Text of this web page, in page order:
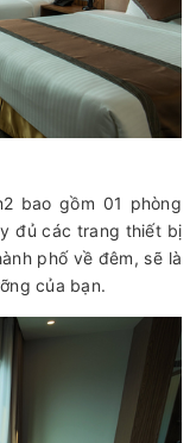
bao gồm 01 phòng
đủ các trang thiết bị
phố về đêm, sẽ là
của bạn.